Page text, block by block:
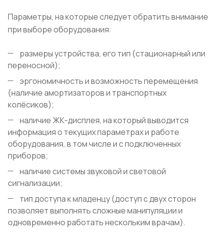
Параметры, на которые следует обратить внимание
при выборе оборудования:
размеры устройства, его тип (стационарный или
переносной);
эргономичность и возможность перемещения
(наличие амортизаторов и транспортных
колёсиков);
наличие ЖК-дисплея, на который выводится
информация о текущих параметрах и работе
оборудования, в том числе и с подключенных
приборов;
наличие системы звуковой и световой
сигнализации;
тип доступа к младенцу (доступ с двух сторон
позволяет выполнять сложные манипуляции и
одновременно работать нескольким врачам).